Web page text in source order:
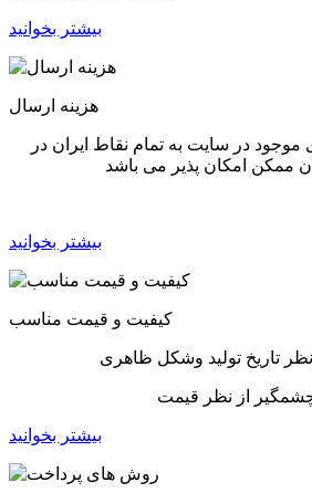
بیشتر بخوانید
هزینه ارسال
موجود در سایت به تمام نقاط ایران در
بیشتر بخوانید
کیفیت و قیمت مناسب
تاریخ تولید وشکل ظاهری
از نظر قیمت
بیشتر بخوانید